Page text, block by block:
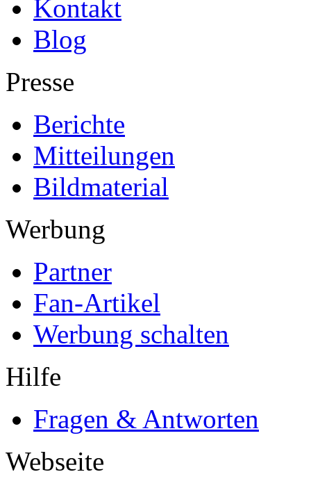
Kontakt
Blog
Presse
Berichte
Mitteilungen
Bildmaterial
Werbung
Partner
Fan-Artikel
Werbung schalten
Hilfe
Fragen & Antworten
Webseite